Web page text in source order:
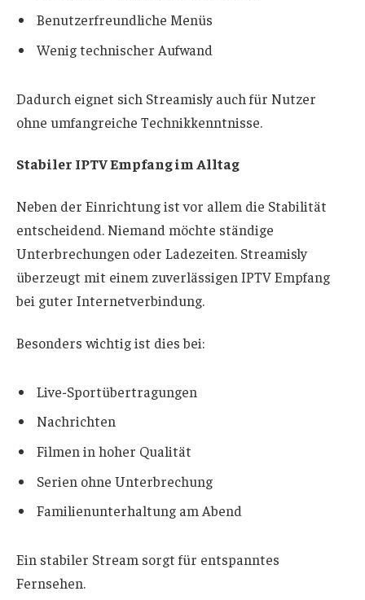
Benutzerfreundliche Menüs
Wenig technischer Aufwand
Dadurch eignet sich Streamisly auch für Nutzer
ohne umfangreiche Technikkenntnisse.
Stabiler IPTV Empfang im Alltag
Neben der Einrichtung ist vor allem die Stabilität
entscheidend. Niemand möchte ständige
Unterbrechungen oder Ladezeiten. Streamisly
überzeugt mit einem zuverlässigen IPTV Empfang
bei guter Internetverbindung.
Besonders wichtig ist dies bei:
Live-Sportübertragungen
Nachrichten
Filmen in hoher Qualität
Serien ohne Unterbrechung
Familienunterhaltung am Abend
Ein stabiler Stream sorgt für entspanntes
Fernsehen.